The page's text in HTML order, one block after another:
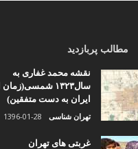
مطالب پربازدید
نقشه محمد غفاری به
سال۱۳۲۳
ایران به دست متفقین)
تهران شناسی 1396-01-28
غربتی های تهران